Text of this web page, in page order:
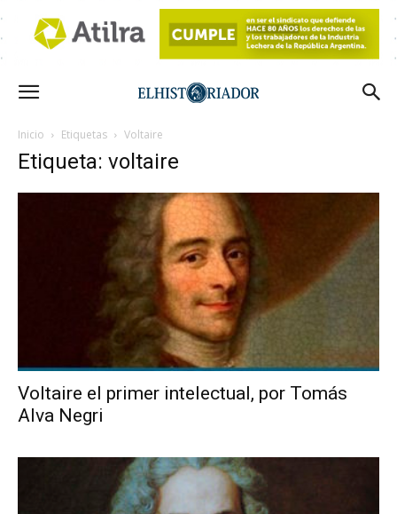
Inicio Etiquetas Voltaire
Etiqueta: voltaire
Voltaire el primer intelectual, por Tomás
Alva Negri